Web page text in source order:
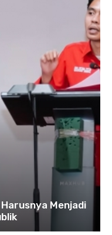
Menjadi